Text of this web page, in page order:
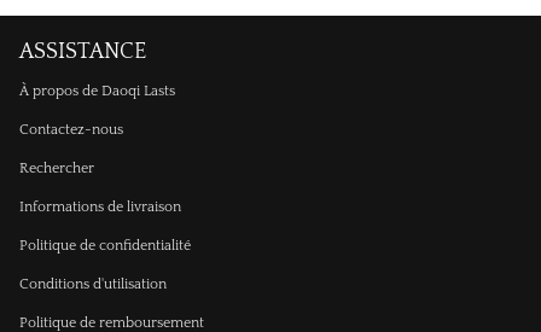
ASSISTANCE
À propos de Daoqi Lasts
Contactez-nous
Rechercher
Informations de livraison
Politique de confidentialité
Conditions d'utilisation
Politique de remboursement